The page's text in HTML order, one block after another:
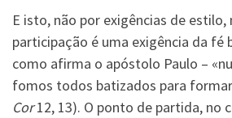
E isto, não por exigências de estilo,
participação é uma exigência da fé
como afirma o apóstolo Paulo –
fomos todos batizados para
Cor12, 13). O ponto de partida, no